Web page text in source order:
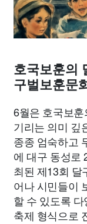
호국보훈의
구벌보훈문
6월은 호국보
기리는 의미 깊
종종 엄숙하고
에 대구 동성로
최된 제13회 달
어나 시민들이
할 수 있도록
축제 형식으로